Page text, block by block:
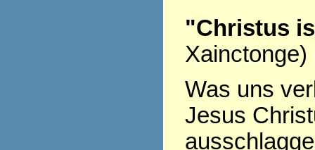
"Christus
Xainctonge)
Was uns
Jesus